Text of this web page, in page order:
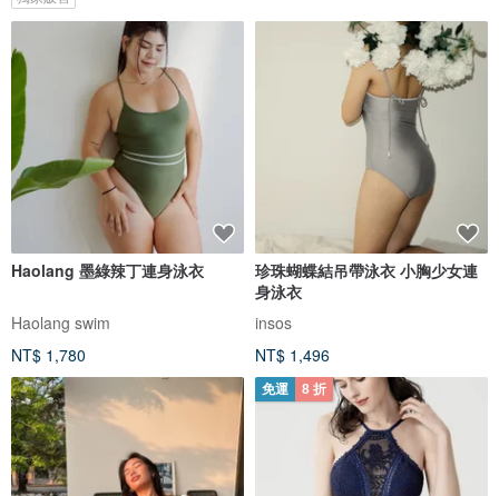
Haolang 墨綠辣丁連身泳衣
Haolang swim
NT$ 1,780
珍珠蝴蝶結吊帶泳衣 小胸少女連
身泳衣
insos
NT$ 1,496
免運 8 折